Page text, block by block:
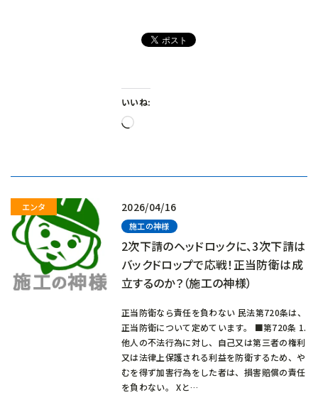
いいね:
読
2026/04/16
施工の神様
2次下請のヘッドロックに、3次下請は
バックドロップで応戦！正当防衛は成
立するのか？（施工の神様）
正当防衛なら責任を負わない 民法第720条は、
正当防衛について定めています。 ■第720条 1.
他人の不法行為に対し、自己又は第三者の権利
又は法律上保護される利益を防衛するため、や
むを得ず加害行為をした者は、損害賠償の責任
を負わない。 Xと…